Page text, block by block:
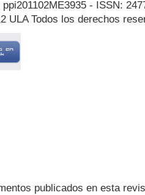
- ISSN:
ULA Todos los derechos
publicados en esta